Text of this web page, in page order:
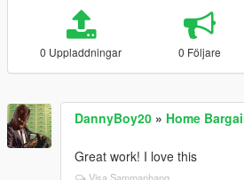
0 Uppladdningar 0 Följare
DannyBoy20 » Home
Great work! I love this